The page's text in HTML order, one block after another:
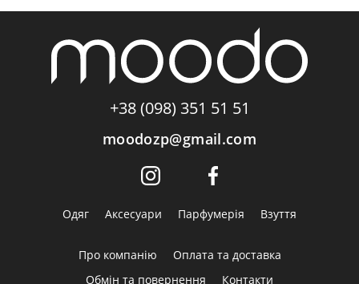
+38 (098) 351 51 51
moodozp@gmail.com
Одяг Аксесуари Парфумерія Взуття
Про компанію
Оплата та доставка
Обмін та повернення
Контакти